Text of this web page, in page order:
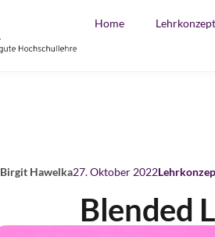
Home
Birgit Hawelka27. Oktober 2022
Blended